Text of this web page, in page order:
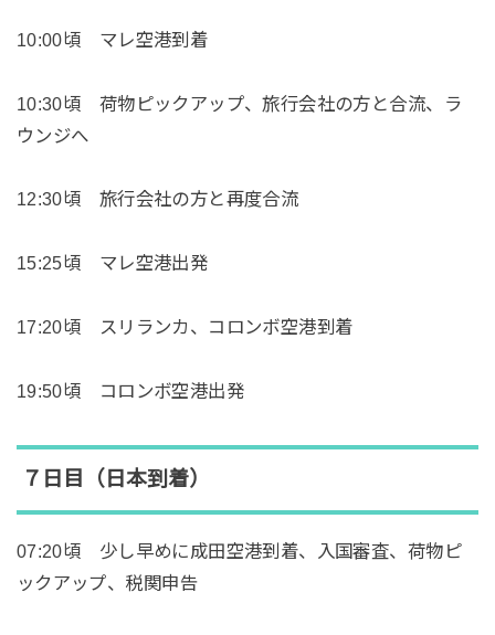
10:00頃 マレ空港到着
10:30頃 荷物ピックアップ、旅行会社の方と合流、ラ
ウンジへ
12:30頃 旅行会社の方と再度合流
15:25頃 マレ空港出発
17:20頃 スリランカ、コロンボ空港到着
19:50頃 コロンボ空港出発
７日目（日本到着）
07:20頃 少し早めに成田空港到着、入国審査、荷物ピ
ックアップ、税関申告